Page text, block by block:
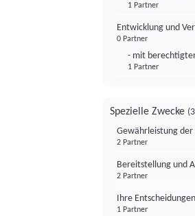
1 Partner
Entwicklung und
0 Partner
- mit
1 Partner
Spezielle Zwecke
Gewährleistung der
2 Partner
Bereitstellung und
2 Partner
Ihre
1 Partner